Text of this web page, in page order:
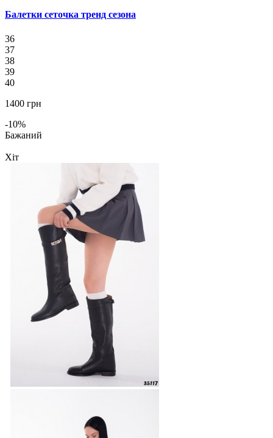
Балетки сеточка тренд сезона
36
37
38
39
40
1400 грн
-10%
Бажаний
Хіт